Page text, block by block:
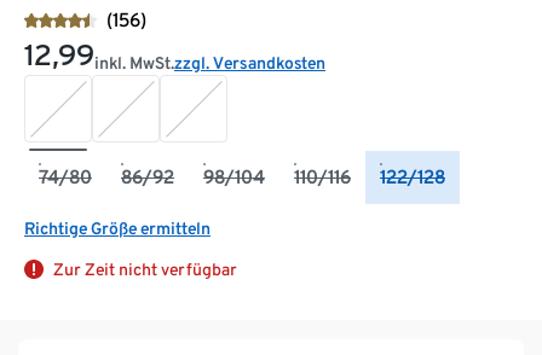
(156)
12,99inkl. MwSt.zzgl. Versandkosten
74/80 86/92 98/104 110/116 122/128
Richtige Größe ermitteln
Zur Zeit nicht verfügbar